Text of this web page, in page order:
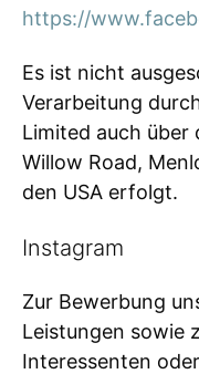
https://
Es ist nicht
Verarbeitung
Limited auch über
Willow Road,
den USA erfolgt.
Instagram
Zur Bewerbung
Leistungen sowie
Interessenten